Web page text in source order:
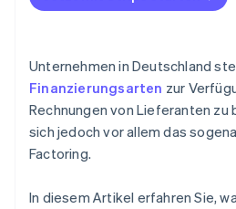
Kosten für Lieferanten
Unternehmen in Deutschland
Finanzierungsarten zur
Rechnungen von Lieferanten zu
sich jedoch vor allem das
Factoring.
In diesem Artikel erfahren Sie,